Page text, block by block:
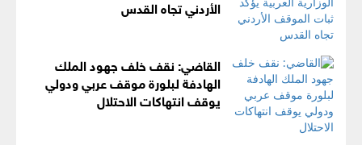
الأردني تجاه القدس
القاضي: نقف خلف جهود الملك
الهادفة لبلورة موقف عربي ودولي
يوقف انتهاكات الاحتلال